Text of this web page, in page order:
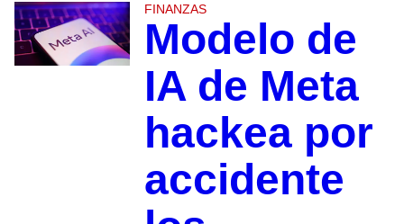
FINANZAS
Modelo de
IA de Meta
hackea por
accidente